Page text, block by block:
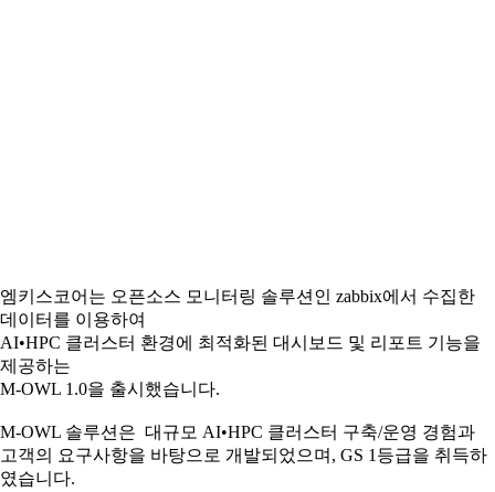
엠키스코어는 오픈소스 모니터링 솔루션인 zabbix에서 수집한
데이터를 이용하여
AI•HPC 클러스터 환경에 최적화된 대시보드 및 리포트 기능을
제공하는
M-OWL 1.0을 출시했습니다.
M-OWL 솔루션은 대규모 AI•HPC 클러스터 구축/운영 경험과
고객의 요구사항을 바탕으로 개발되었으며, GS 1등급을 취득하
였습니다.